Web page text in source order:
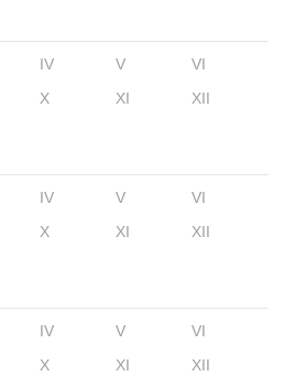
IV V
VI
X XI XII
IV V
VI
X XI XII
IV V
VI
X XI XII